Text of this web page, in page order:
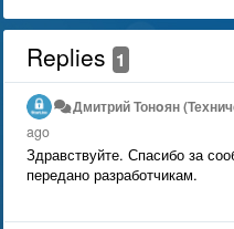
Replies 1
Дмитрий Тонoян
ago
Здравствуйте. Спасибо за
передано разработчикам.